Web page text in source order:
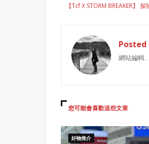
【Tcf X STORM BREAKER】
Posted
網站編輯
您可能會喜歡這些文章
好物推介